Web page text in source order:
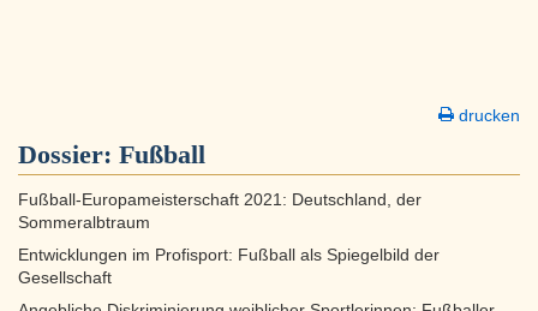
drucken
Dossier: Fußball
Fußball-Europameisterschaft 2021: Deutschland, der
Sommeralbtraum
Entwicklungen im Profisport: Fußball als Spiegelbild der
Gesellschaft